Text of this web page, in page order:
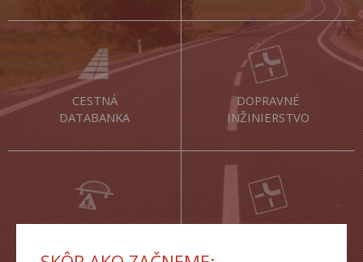
CESTNÁ
DATABANKA
DOPRAVNÉ
INŽINIERSTVO